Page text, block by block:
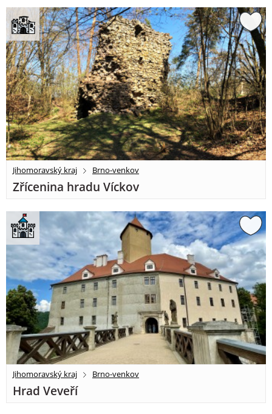
Jihomoravský kraj Brno-venkov
Zřícenina hradu Víckov
Jihomoravský kraj Brno-venkov
Hrad Veveří